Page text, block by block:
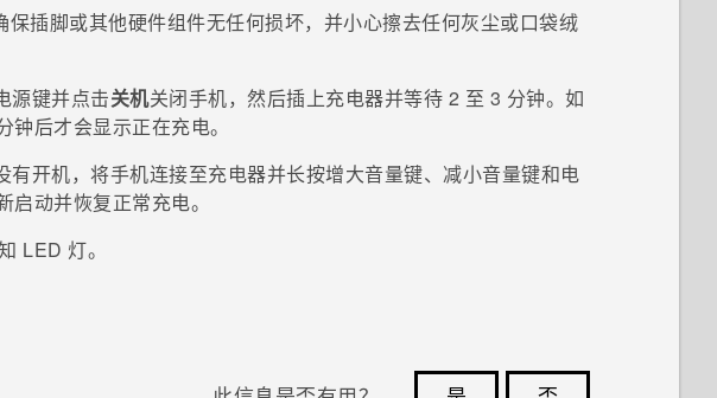
保插脚或其他硬件组件无任何损坏，并小心擦去任何灰尘或口袋绒
源键并点击关机关闭手机，然后插上充电器并等待 2 至 3 分钟。如
后才会显示正在充电。
有开机，将手机连接至充电器并长按增大音量键、 减小音量键和电
动并恢复正常充电。
LED 灯。